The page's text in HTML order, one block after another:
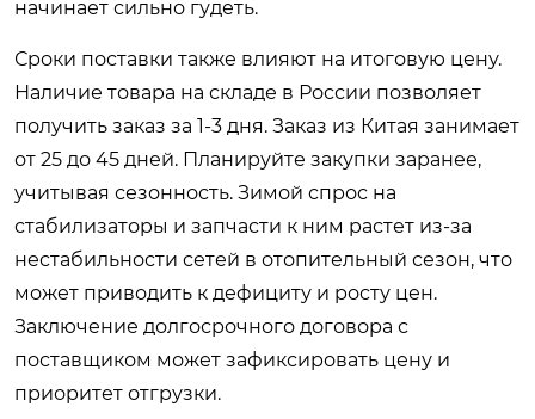
начинает сильно гудеть.
Сроки поставки также влияют на итоговую цену.
Наличие товара на складе в России позволяет
получить заказ за 1-3 дня. Заказ из Китая занимает
от 25 до 45 дней. Планируйте закупки заранее,
учитывая сезонность. Зимой спрос на
стабилизаторы и запчасти к ним растет из-за
нестабильности сетей в отопительный сезон, что
может приводить к дефициту и росту цен.
Заключение долгосрочного договора с
поставщиком может зафиксировать цену и
приоритет отгрузки.